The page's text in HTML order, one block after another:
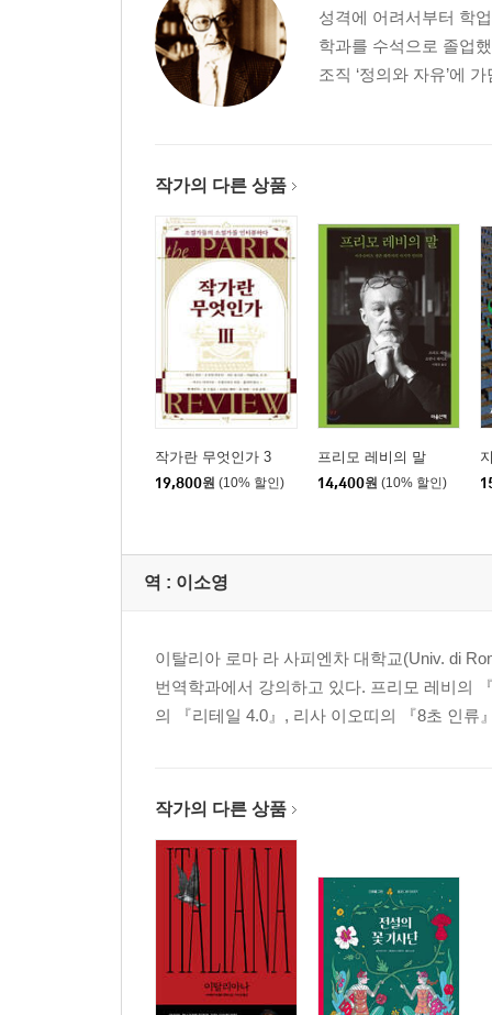
성격에 어려서부터 학
학과를 수석으로 졸업
조직 ‘정의와 자유’에
작가의 다른 상품
작가란 무엇인가 3
19,800원 (10% 할인)
프리모 레비의 말
14,400원 (10% 할인)
역 : 이소영
이탈리아 로마 라 사피엔차 대학교(Univ. di
번역학과에서 강의하고 있다. 프리모 레비의
의 『리테일 4.0』, 리사 이오띠의 『8초 인류
작가의 다른 상품